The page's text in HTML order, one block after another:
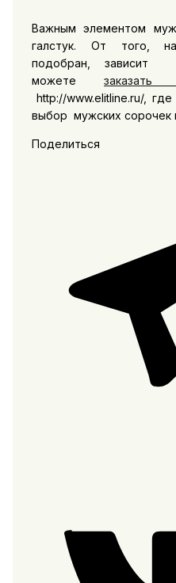
Важным элементом
галстук. От того,
подобран,
можетезаказать
http://www.elitline.ru/,
выбор мужских сорочек
Поделиться